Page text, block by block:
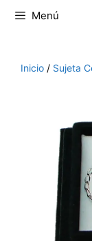
Menú
Inicio / Sujeta